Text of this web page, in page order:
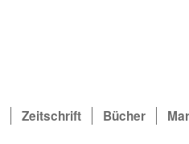
Zeitschrift Bücher